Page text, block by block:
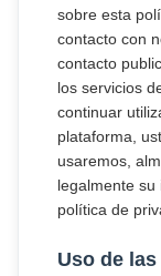
sobre esta
contacto con
contacto
los servicios
continuar
plataforma,
usaremos,
legalmente
política de
Uso de